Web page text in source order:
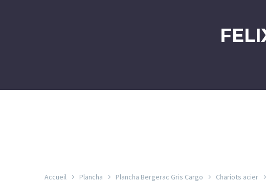
Accueil Plancha Plancha Bergerac Gris Cargo Chariots acier